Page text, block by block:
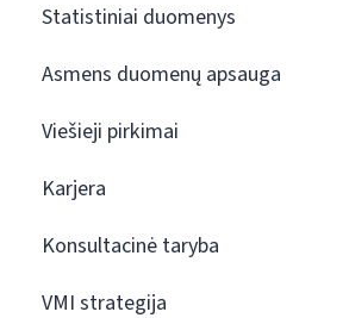
Statistiniai duomenys
Asmens duomenų apsauga
Viešieji pirkimai
Karjera
Konsultacinė taryba
VMI strategija